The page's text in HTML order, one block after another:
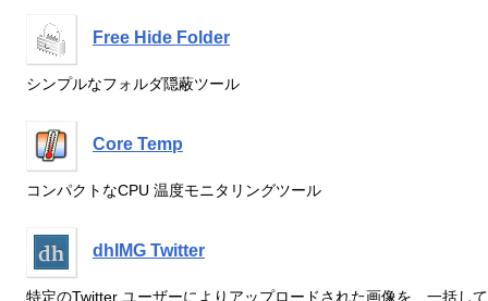
Free Hide Folder
シンプルなフォルダ隠蔽ツール
Core Temp
コンパクトなCPU 温度モニタリングツール
dhIMG Twitter
特定のTwitter ユーザーによりアップロードされた画像を、一括して